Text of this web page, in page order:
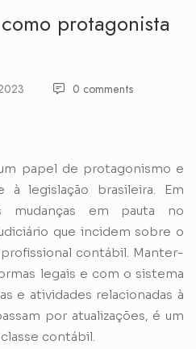
protagonista
0 comments
papel de protagonismo e
à legislação brasileira. Em
mudanças em pauta no
que incidem sobre o
contábil. Manter-
legais e com o sistema
e atividades relacionadas à
por atualizações, é um
contábil.